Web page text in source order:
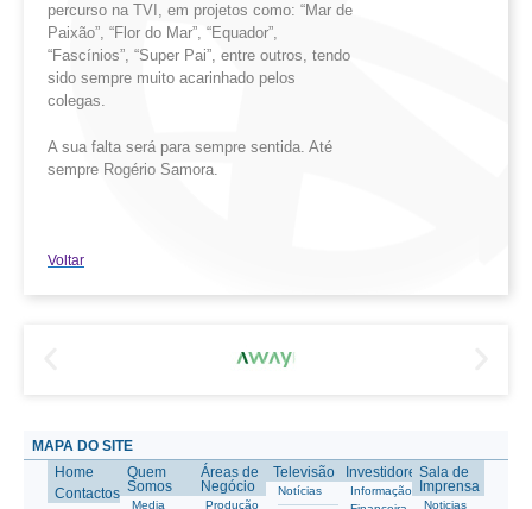
percurso na TVI, em projetos como: “Mar de
Paixão”, “Flor do Mar”, “Equador”,
“Fascínios”, “Super Pai”, entre outros, tendo
sido sempre muito acarinhado pelos
colegas.
A sua falta será para sempre sentida. Até
sempre Rogério Samora.
Voltar
MAPA DO SITE
Home
Contactos
Quem
Somos
Media
Áreas de
Negócio
Produção
Televisão
Notícias
Investidores
Informação
Sala de
Imprensa
Noticias